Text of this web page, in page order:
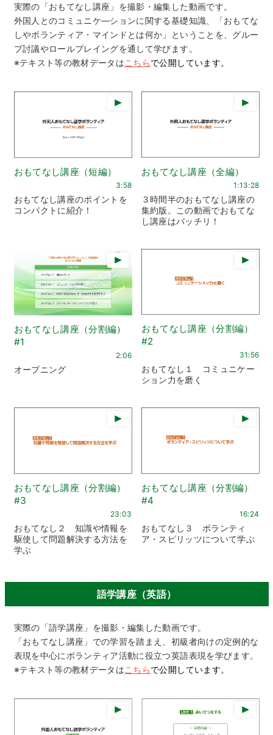
実際の「おもてなし講座」を撮影・編集した動画です。
外国人とのコミュニケ―ションに関する基礎知識、「おもてな
しやボランティア・マインドとは何か」ということを、グルー
プ討議やロールプレイングを通して学びます。
※テキスト等の教材データはこちらで公開しています。
おもてなし講座（短編）
3:58
おもてなし講座のポイントを
コンパクトに紹介！
おもてなし講座（全編）
1:13:28
３時間半のおもてなし講座の
集約版。この動画でおもてな
し講座はバッチリ！
おもてなし講座（分割編）
#1
2:06
オープニング
おもてなし講座（分割編）
#2
31:56
おもてなし１ コミュニケー
ション力を磨く
おもてなし講座（分割編）
#3
23:03
おもてなし２ 知識や情報を
駆使して問題解決する方法を
学ぶ
おもてなし講座（分割編）
#4
16:24
おもてなし３ ボランティ
ア・スピリッツについて学ぶ
語学講座（英語）
実際の「語学講座」を撮影・編集した動画です。
「おもてなし講座」での学習を踏まえ、初級者向けの定例的な
表現を中心にボランティア活動に役立つ英語表現を学びます。
※テキスト等の教材データはこちらで公開しています。